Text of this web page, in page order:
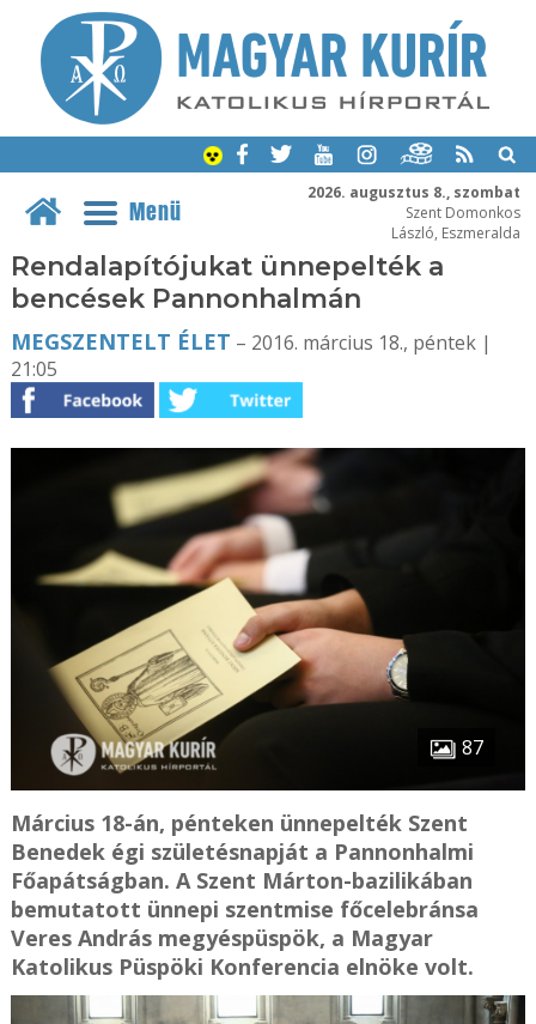
2026. augusztus 8., szombat
Szent Domonkos
László, Eszmeralda
Menü
Rendalapítójukat ünnepelték a
bencések Pannonhalmán
MEGSZENTELT ÉLET – 2016. március 18., péntek |
21:05
87
Március 18-án, pénteken ünnepelték Szent
Benedek égi születésnapját a Pannonhalmi
Főapátságban. A Szent Márton-bazilikában
bemutatott ünnepi szentmise főcelebránsa
Veres András megyéspüspök, a Magyar
Katolikus Püspöki Konferencia elnöke volt.